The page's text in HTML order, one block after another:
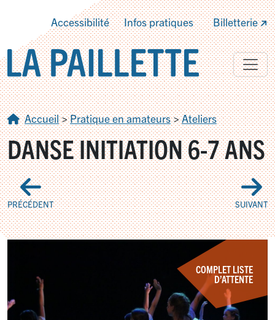
Accessibilité Infos pratiques Billetterie
Accueil>Pratique en amateurs>Ateliers
DANSE INITIATION 6-7 ANS
PRÉCÉDENT SUIVANT
COMPLET LISTE
D’ATTENTE